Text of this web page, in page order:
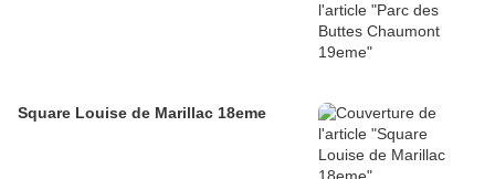
Square Louise de Marillac 18eme